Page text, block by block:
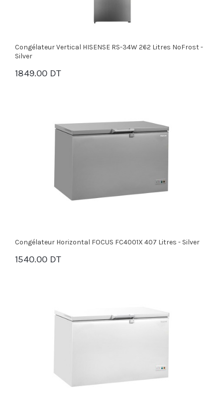
Congélateur Vertical HISENSE RS-34W 262 Litres NoFrost -
Silver
1849.00 DT
PANIER
Congélateur Horizontal FOCUS FC4001X 407 Litres - Silver
1540.00 DT
PANIER